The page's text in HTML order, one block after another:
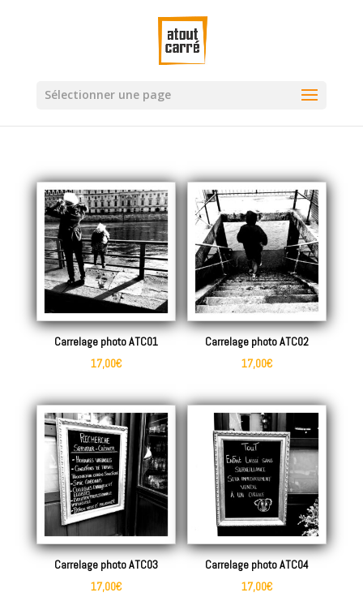
Sélectionner une page
Carrelage photo ATC01
17,00€
Carrelage photo ATC02
17,00€
Carrelage photo ATC03
17,00€
Carrelage photo ATC04
17,00€